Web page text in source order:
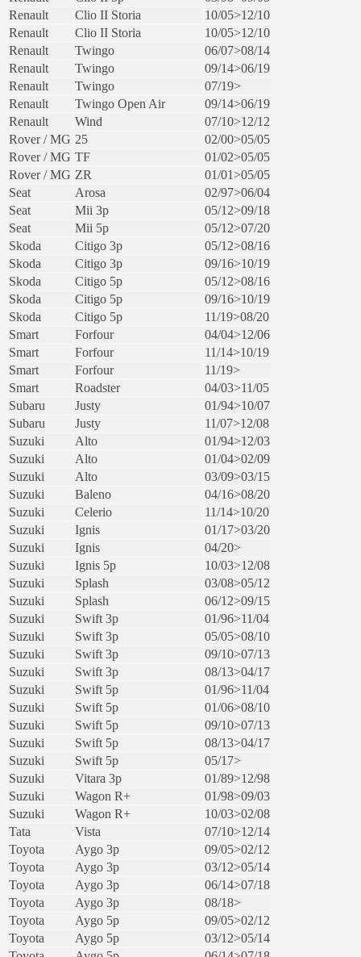
Renault
Clio II Storia
10/05>12/10
Renault
Clio II Storia
10/05>12/10
Renault
Twingo
06/07>08/14
Renault
Twingo
09/14>06/19
Renault
Twingo
07/19>
Renault
Twingo Open Air
09/14>06/19
Renault
Wind
07/10>12/12
Rover / MG 25
02/00>05/05
Rover / MG TF
01/02>05/05
Rover / MG ZR
01/01>05/05
Seat
Arosa
02/97>06/04
Seat
Mii 3p
05/12>09/18
Seat
Mii 5p
05/12>07/20
Skoda
Citigo 3p
05/12>08/16
Skoda
Citigo 3p
09/16>10/19
Skoda
Citigo 5p
05/12>08/16
Skoda
Citigo 5p
09/16>10/19
Skoda
Citigo 5p
11/19>08/20
Smart
Forfour
04/04>12/06
Smart
Forfour
11/14>10/19
Smart
Forfour
11/19>
Smart
Roadster
04/03>11/05
Subaru
Justy
01/94>10/07
Subaru
Justy
11/07>12/08
Suzuki
Alto
01/94>12/03
Suzuki
Alto
01/04>02/09
Suzuki
Alto
03/09>03/15
Suzuki
Baleno
04/16>08/20
Suzuki
Celerio
11/14>10/20
Suzuki
Ignis
01/17>03/20
Suzuki
Ignis
04/20>
Suzuki
Ignis 5p
10/03>12/08
Suzuki
Splash
03/08>05/12
Suzuki
Splash
06/12>09/15
Suzuki
Swift 3p
01/96>11/04
Suzuki
Swift 3p
05/05>08/10
Suzuki
Swift 3p
09/10>07/13
Suzuki
Swift 3p
08/13>04/17
Suzuki
Swift 5p
01/96>11/04
Suzuki
Swift 5p
01/06>08/10
Suzuki
Swift 5p
09/10>07/13
Suzuki
Swift 5p
08/13>04/17
Suzuki
Swift 5p
05/17>
Suzuki
Vitara 3p
01/89>12/98
Suzuki
Wagon R+
01/98>09/03
Suzuki
Wagon R+
10/03>02/08
Tata
Vista
07/10>12/14
Toyota
Aygo 3p
09/05>02/12
Toyota
Aygo 3p
03/12>05/14
Toyota
Aygo 3p
06/14>07/18
Toyota
Aygo 3p
08/18>
Toyota
Aygo 5p
09/05>02/12
Toyota
Aygo 5p
03/12>05/14